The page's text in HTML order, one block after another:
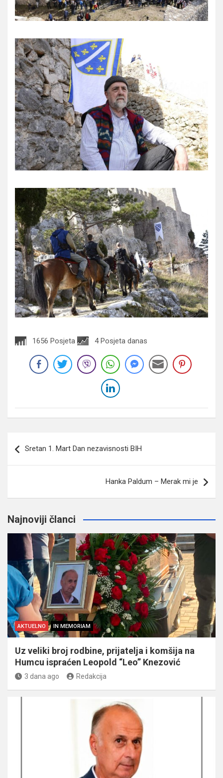
1656 Posjeta 4 Posjeta danas
članaka
Sretan 1. Mart Dan nezavisnosti BIH
Hanka Paldum – Merak mi je
Najnoviji članci
AKTUELNO IN MEMORIAM
Uz veliki broj rodbine, prijatelja i komšija na
Humcu ispraćen Leopold “Leo” Knezović
3 dana ago Redakcija